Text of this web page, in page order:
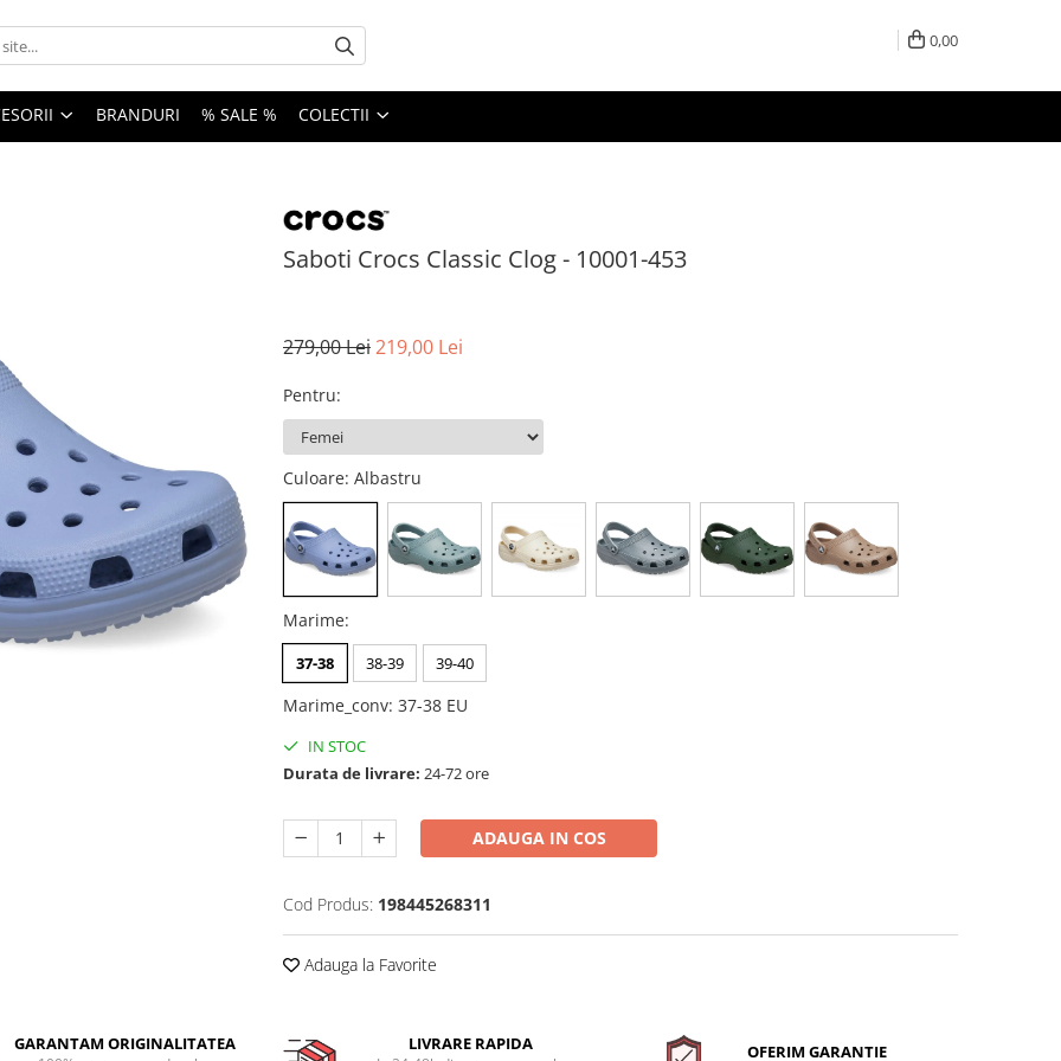
0,00
BRANDURI % SALE % COLECTII
Saboti Crocs Classic Clog - 10001-453
279,00 Lei219,00 Lei
Pentru:
Culoare: Albastru
Marime:
37-38 38-39 39-40
Marime_conv: 37-38 EU
IN STOC
Durata de livrare: 24-72 ore
ADAUGA IN COS
Cod Produs: 198445268311
Adauga la Favorite
GARANTAM ORIGINALITATEA LIVRARE RAPIDA OFERIM GARANTIE